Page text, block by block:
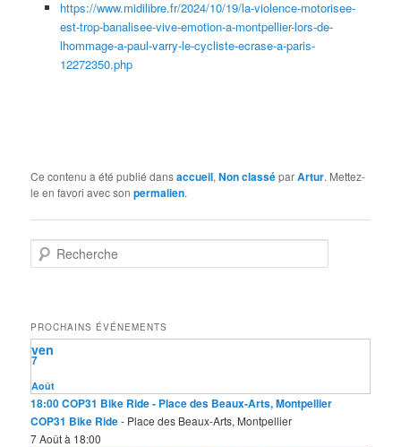
https://www.midilibre.fr/2024/10/19/la-violence-motorisee-
est-trop-banalisee-vive-emotion-a-montpellier-lors-de-
lhommage-a-paul-varry-le-cycliste-ecrase-a-paris-
12272350.php
Ce contenu a été publié dansaccueil,Non classéparArtur. Mettez-
le en favori avec sonpermalien.
e
r
c
h
e
PROCHAINS ÉVÉNEMENTS
Août
7
ven
18:00COP31 Bike Ride- Place des Beaux-Arts, Montpellier
COP31 Bike Ride- Place des Beaux-Arts, Montpellier
7 Août à 18:00